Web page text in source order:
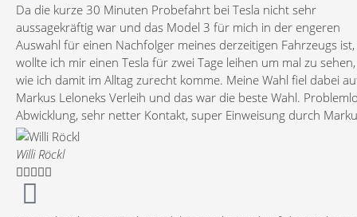
Da die kurze 30 Minuten Probefahrt bei Tesla nicht sehr
aussagekräftig war und das Model 3 für mich in der engeren
Auswahl für einen Nachfolger meines derzeitigen Fahrzeugs ist,
wollte ich mir einen Tesla für zwei Tage leihen um mal zu sehen,
wie ich damit im Alltag zurecht komme. Meine Wahl fiel dabei
Markus Leloneks Verleih und das war die beste Wahl.
Abwicklung, sehr netter Kontakt, super Einweisung durch
tolles und sehr gepflegtes Fahrzeug und nette
Rundum empfehlenswert. Es tat mir etwas leid, dass es während
der zwei Tage geschneit hat und das Fahrzeug leider sehr
verschmutzt wurde, aber so konnte ich die Wintertauglichkeit des
Model 3 austesten (war sehr gut!). Sobald sein Model Y zur
Willi Röckl
